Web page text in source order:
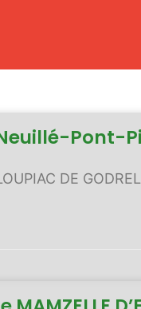
Pont-
DE